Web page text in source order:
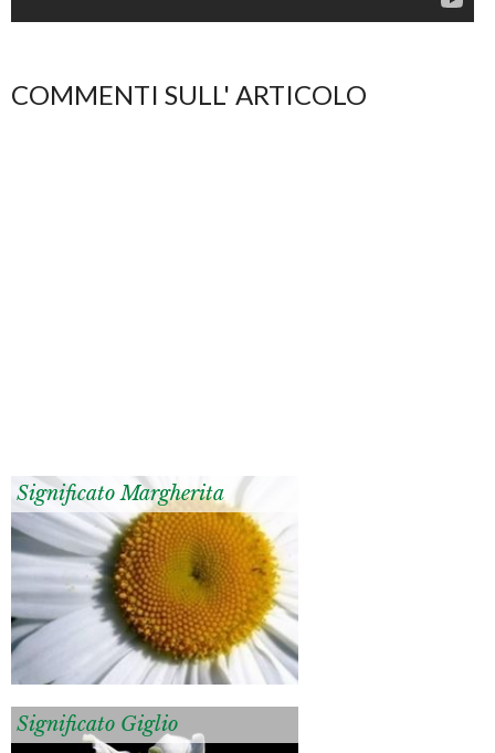
COMMENTI SULL' ARTICOLO
Significato Margherita
Significato Giglio